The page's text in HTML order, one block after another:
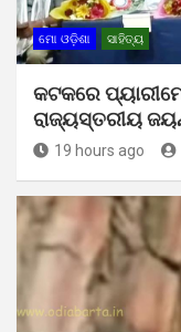
ମୋ ଓଡ଼ିଶା ସାହିତ୍ୟ
କଟକରେ
ରାଜ୍ୟସ୍ତରୀୟ
19 hours ago